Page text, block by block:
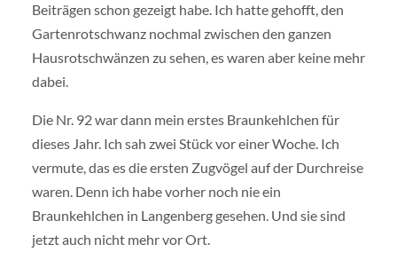
Beiträgen schon gezeigt habe. Ich hatte gehofft, den
Gartenrotschwanz nochmal zwischen den ganzen
Hausrotschwänzen zu sehen, es waren aber keine mehr
dabei.
Die Nr. 92 war dann mein erstes Braunkehlchen für
dieses Jahr. Ich sah zwei Stück vor einer Woche. Ich
vermute, das es die ersten Zugvögel auf der Durchreise
waren. Denn ich habe vorher noch nie ein
Braunkehlchen in Langenberg gesehen. Und sie sind
jetzt auch nicht mehr vor Ort.